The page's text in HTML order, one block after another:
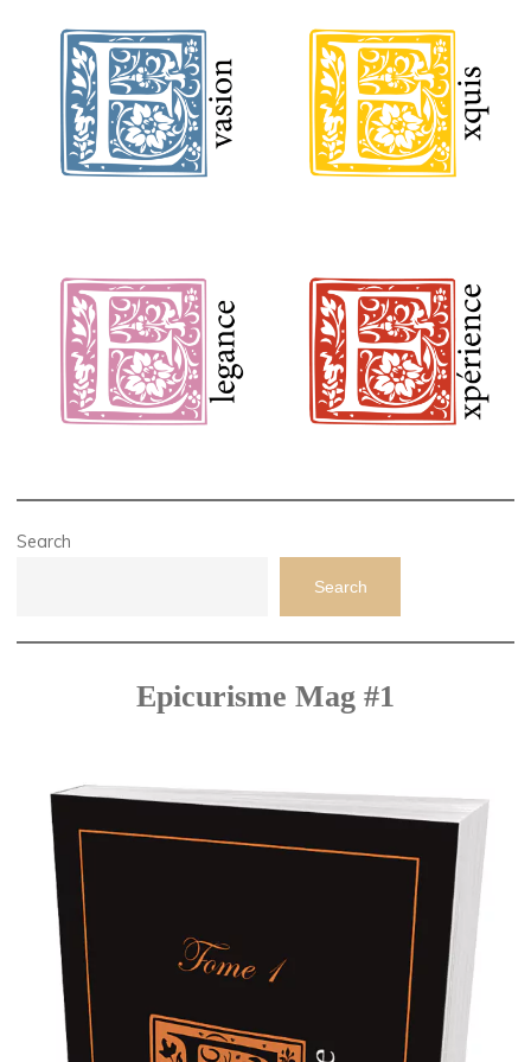
Search
Search
Epicurisme Mag #1